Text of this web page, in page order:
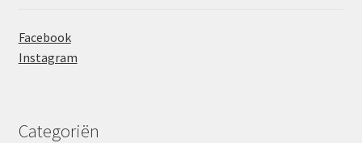
Facebook
Instagram
Categoriën